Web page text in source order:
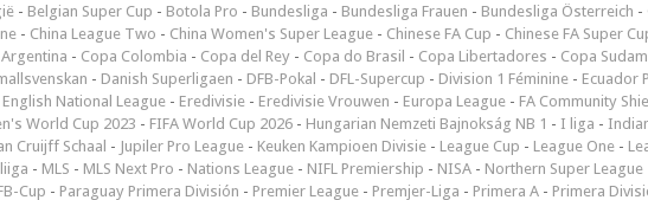
- Belgian Super Cup - Botola Pro - Bundesliga - Bundesliga Frauen - Bundesliga Österreich -
- China League Two - China Women's Super League - Chinese FA Cup - Chinese FA Super
- Copa Colombia - Copa del Rey - Copa do Brasil - Copa Libertadores - Copa
- Danish Superligaen - DFB-Pokal - DFL-Supercup - Division 1 Féminine - Ecuador
English National League - Eredivisie - Eredivisie Vrouwen - Europa League - FA Community
World Cup 2023 - FIFA World Cup 2026 - Hungarian Nemzeti Bajnokság NB 1 - I liga -
Cruijff Schaal - Jupiler Pro League - Keuken Kampioen Divisie - League Cup - League One -
- MLS - MLS Next Pro - Nations League - NIFL Premiership - NISA - Northern Super League
Cup - Paraguay Primera División - Premier League - Premjer-Liga - Primera A - Primera